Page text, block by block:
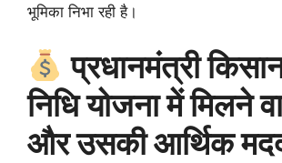
भूमिका निभा रही है।
प्रधानमंत्री
निधि योजना में मिलने
और उसकी आर्थिक